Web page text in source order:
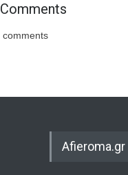
Comments
comments
Afieroma.gr